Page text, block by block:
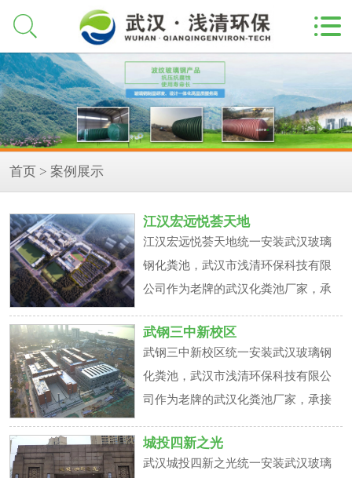


首页 > 案例展示
江汉宏远悦荟天地
江汉宏远悦荟天地统一安装武汉玻璃
钢化粪池，武汉市浅清环保科技有限
公司作为老牌的武汉化粪池厂家，承
项目负责人对于所购武汉玻璃钢化粪
池产品质量和安装效果都非常满意，
已经达成了长期合作的意向
武钢三中新校区
武钢三中新校区统一安装武汉玻璃钢
化粪池，武汉市浅清环保科技有限公
司作为老牌的武汉化粪池厂家，承接
目负责人对于所购武汉玻璃钢化粪池
产品质量和安装效果都非常满意，已
城投四新之光
武汉城投四新之光统一安装武汉玻璃